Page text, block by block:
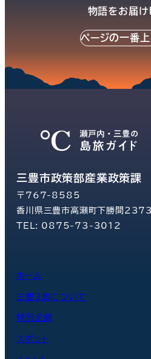
物語をお届け
ページの一番
三豊市政策部産業政策課
〒767-8585
香川県三豊市高瀬町下勝間
TEL: 0875-73-3012
ホーム
三豊3島について
特別企画
スポット